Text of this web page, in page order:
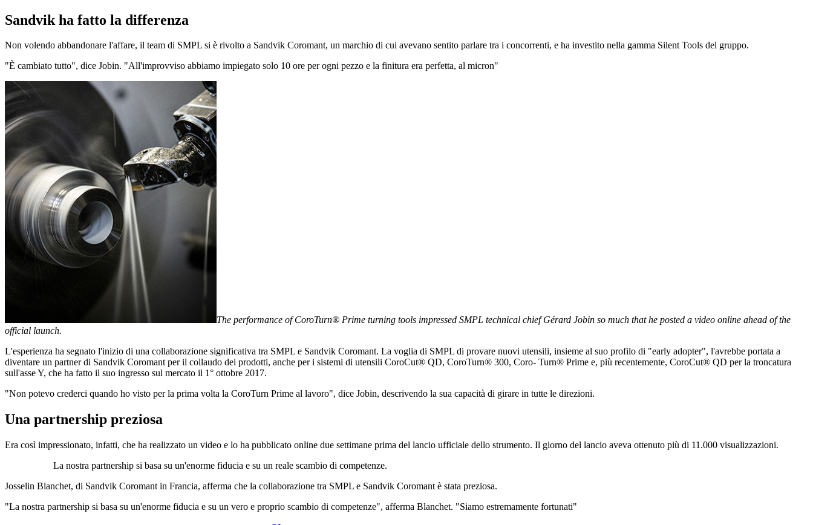
Sandvik ha fatto la differenza
Non volendo abbandonare l'affare, il team di SMPL si è rivolto a Sandvik Coromant, un marchio di cui avevano sentito parlare tra i concorrenti, e ha investito nella gamma Silent Tools del gruppo.
"È cambiato tutto", dice Jobin. "All'improvviso abbiamo impiegato solo 10 ore per ogni pezzo e la finitura era perfetta, al micron"
The performance of CoroTurn® Prime turning tools impressed SMPL technical chief Gérard Jobin so much that he posted a video online ahead of the
official launch.
L'esperienza ha segnato l'inizio di una collaborazione significativa tra SMPL e Sandvik Coromant. La voglia di SMPL di provare nuovi utensili, insieme al suo profilo di "early adopter", l'avrebbe portata a
diventare un partner di Sandvik Coromant per il collaudo dei prodotti, anche per i sistemi di utensili CoroCut® QD, CoroTurn® 300, Coro- Turn® Prime e, più recentemente, CoroCut® QD per la troncatura
sull'asse Y, che ha fatto il suo ingresso sul mercato il 1° ottobre 2017.
"Non potevo crederci quando ho visto per la prima volta la CoroTurn Prime al lavoro", dice Jobin, descrivendo la sua capacità di girare in tutte le direzioni.
Una partnership preziosa
Era così impressionato, infatti, che ha realizzato un video e lo ha pubblicato online due settimane prima del lancio ufficiale dello strumento. Il giorno del lancio aveva ottenuto più di 11.000 visualizzazioni.
La nostra partnership si basa su un'enorme fiducia e su un reale scambio di competenze.
Josselin Blanchet, di Sandvik Coromant in Francia, afferma che la collaborazione tra SMPL e Sandvik Coromant è stata preziosa.
"La nostra partnership si basa su un'enorme fiducia e su un vero e proprio scambio di competenze", afferma Blanchet. "Siamo estremamente fortunati"